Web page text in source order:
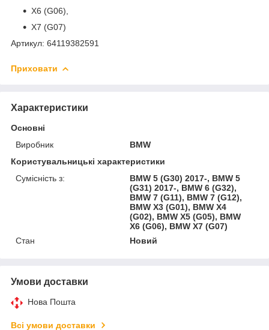
X6 (G06),
X7 (G07)
Артикул: 64119382591
Приховати
Характеристики
Основні
Виробник
BMW
Користувальницькі характеристики
Сумісність з:
BMW 5 (G30) 2017-, BMW 5
(G31) 2017-, BMW 6 (G32),
BMW 7 (G11), BMW 7 (G12),
BMW X3 (G01), BMW X4
(G02), BMW X5 (G05), BMW
X6 (G06), BMW X7 (G07)
Стан
Новий
Умови доставки
Нова Пошта
Всі умови доставки